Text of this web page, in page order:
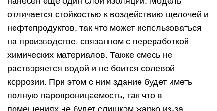
ванная комната, туалет, кухня, часто доставляет
хозяевам немало хлопот. Пролитая на пол вода
быстро может просочиться к соседям, а
постоянное наличие влаги приводит к
образованию на стенах плесени и грибка.
Избежать всего этого можно, если оборудовать
надежную гидроизоляцию. Лучше всего для этих
целей использовать обмазочную гидроизоляцию